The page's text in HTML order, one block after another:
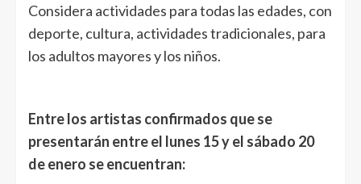
Considera actividades para todas las edades, con
deporte, cultura, actividades tradicionales, para
los adultos mayores y los niños.
Entre los artistas confirmados que se
presentarán entre el lunes 15 y el sábado 20
de enero se encuentran: